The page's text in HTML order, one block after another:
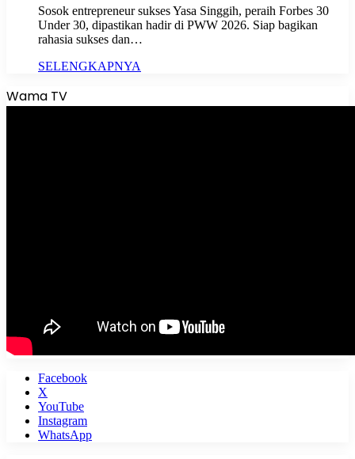
Sosok entrepreneur sukses Yasa Singgih, peraih Forbes 30
Under 30, dipastikan hadir di PWW 2026. Siap bagikan
rahasia sukses dan…
SELENGKAPNYA
Wama TV
Facebook
X
YouTube
Instagram
WhatsApp